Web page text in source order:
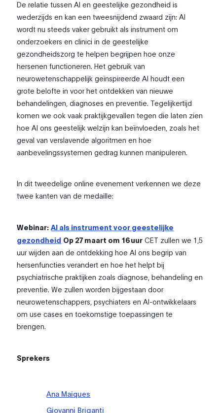
De relatie tussen AI en geestelijke gezondheid is
wederzijds en kan een tweesnijdend zwaard zijn: AI
wordt nu steeds vaker gebruikt als instrument om
onderzoekers en clinici in de geestelijke
gezondheidszorg te helpen begrijpen hoe onze
hersenen functioneren. Het gebruik van
neurowetenschappelijk geïnspireerde AI houdt een
grote belofte in voor het ontdekken van nieuwe
behandelingen, diagnoses en preventie. Tegelijkertijd
komen we ook vaak praktijkgevallen tegen die laten zien
hoe AI ons geestelijk welzijn kan beïnvloeden, zoals het
geval van verslavende algoritmen en hoe
aanbevelingssystemen gedrag kunnen manipuleren.
In dit tweedelige online evenement verkennen we deze
twee kanten van de medaille:
Webinar: AI als instrument voor geestelijke
gezondheid Op 27 maart om 16 uur CET zullen we 1,5
uur wijden aan de ontdekking hoe AI ons begrip van
hersenfuncties verandert en hoe het helpt bij
psychiatrische praktijken zoals diagnose, behandeling en
preventie. We zullen worden bijgestaan door
neurowetenschappers, psychiaters en AI-ontwikkelaars
om use cases en toekomstige toepassingen te
brengen.
Sprekers
Ana Maiques
Giovanni Briganti